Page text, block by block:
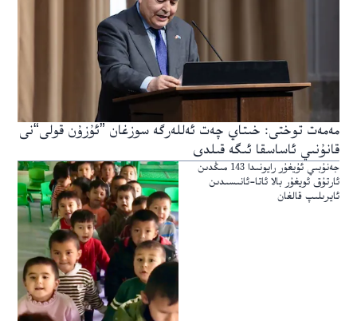
مەمەت توختى: خىتاي چەت ئەللەرگە سوزغان ”ئۇزۇن قولى“نى
قانۇنىي ئاساسقا ئىگە قىلدى
جەنۇبىي ئۇيغۇر رايونىدا 143 مىڭدىن
ئارتۇق ئويغۇر بالا ئاتا-ئانىسىدىن
ئايرىلىپ قالغان